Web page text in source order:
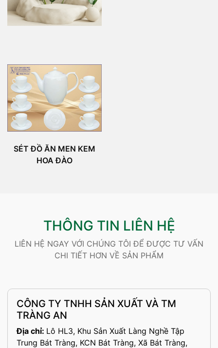
SÉT ĐỒ ĂN MEN KEM
HOA ĐÀO
THÔNG TIN LIÊN HỆ
LIÊN HỆ NGAY VỚI CHÚNG TÔI ĐỂ ĐƯỢC TƯ VẤN
CHI TIẾT HƠN VỀ SẢN PHẨM
CÔNG TY TNHH SẢN XUẤT VÀ TM
TRÀNG AN
Địa chỉ: Lô HL3, Khu Sản Xuất Làng Nghề Tập
Trung Bát Tràng, KCN Bát Tràng, Xã Bát Tràng,